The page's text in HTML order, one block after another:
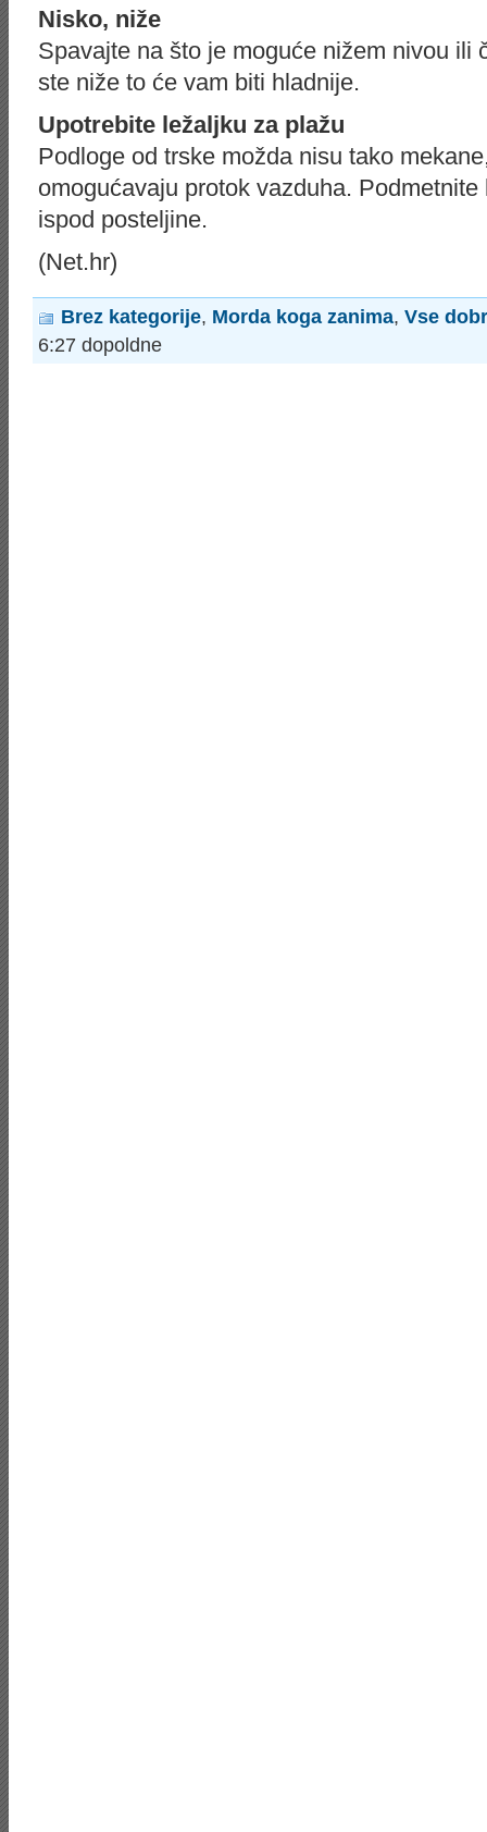
Nisko, niže
Spavajte na što je moguće nižem nivou ili
ste niže to će vam biti hladnije.
Upotrebite ležaljku za plažu
Podloge od trske možda nisu tako
omogućavaju protok vazduha.
ispod posteljine.
(Net.hr)
Brez kategorije, Morda koga zanima, Vse
6:27 dopoldne